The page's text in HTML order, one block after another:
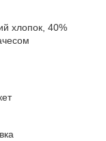
хлопок, 40%